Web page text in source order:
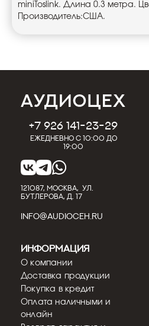
miniToslink. Длина 0.3 метра.
Производитель:США.
+7 926 141-23-29
Ежедневно с 10:00 до
19:00
121087, МОСКВА, УЛ.
БУТЛЕРОВА, Д. 17
INFO@AUDIOCEH.RU
Информация
О компании
Доставка продукции
Покупка в кредит
Оплата наличными и
онлайн